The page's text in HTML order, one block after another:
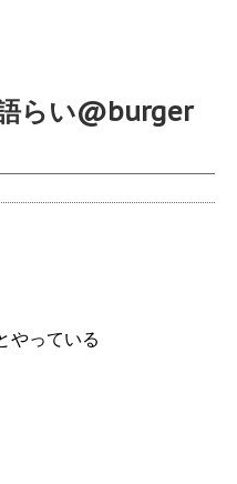
語らい@burger
やっている